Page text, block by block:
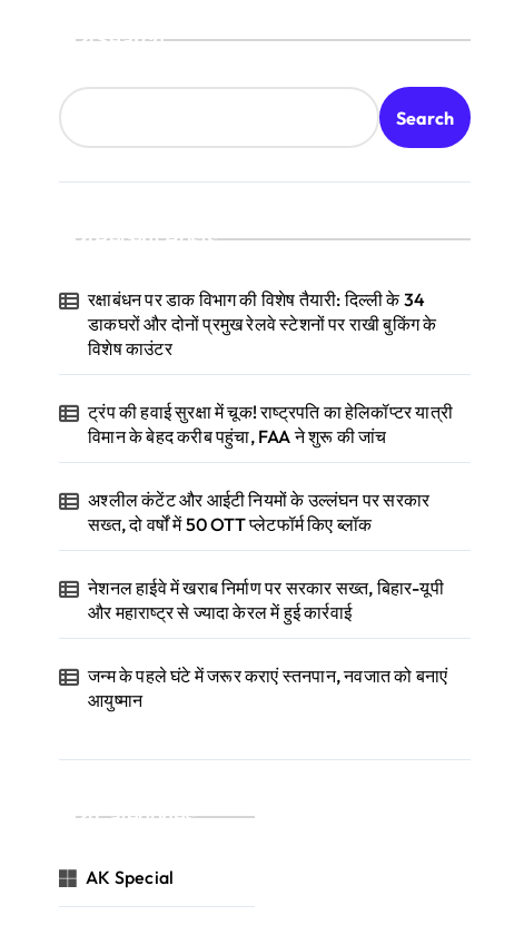
Search
Search
Recent Posts
रक्षाबंधन पर डाक विभाग की विशेष तैयारी: दिल्ली के 34
डाकघरों और दोनों प्रमुख रेलवे स्टेशनों पर राखी बुकिंग के
विशेष काउंटर
ट्रंप की हवाई सुरक्षा में चूक! राष्ट्रपति का हेलिकॉप्टर यात्री
विमान के बेहद करीब पहुंचा, FAA ने शुरू की जांच
अश्लील कंटेंट और आईटी नियमों के उल्लंघन पर सरकार
सख्त, दो वर्षों में 50 OTT प्लेटफॉर्म किए ब्लॉक
नेशनल हाईवे में खराब निर्माण पर सरकार सख्त, बिहार-यूपी
और महाराष्ट्र से ज्यादा केरल में हुई कार्रवाई
जन्म के पहले घंटे में जरूर कराएं स्तनपान, नवजात को बनाएं
आयुष्मान
Categories
AK Special